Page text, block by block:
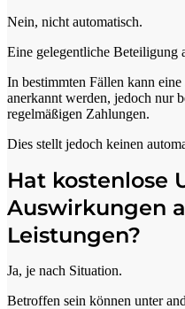
Nein, nicht automatisch.
Eine gelegentliche Beteiligung
In bestimmten Fällen kann
anerkannt werden, jedoch nur
regelmäßigen Zahlungen.
Dies stellt jedoch keinen
Hat kostenlose
Auswirkungen
Leistungen?
Ja, je nach Situation.
Betroffen sein können unter